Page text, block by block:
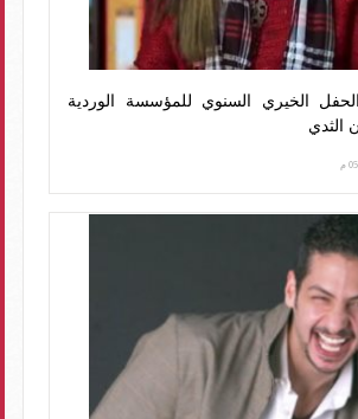
الخيري السنوي للمؤسسة الوردية
الثدي